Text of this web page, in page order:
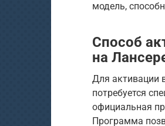
модель,
Способ
на
Для активации
потребуется
официальная
Программа